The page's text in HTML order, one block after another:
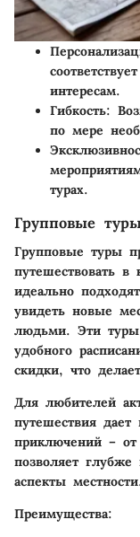
интересам.
Гибкость:
по мере
турах.
Групповые
Групповые туры
путешествовать
идеально
увидеть новые
людьми. Эти туры
удобного
скидки, что
Для любителей
путешествия дает
приключений –
позволяет глубже
аспекты
Преимущества: